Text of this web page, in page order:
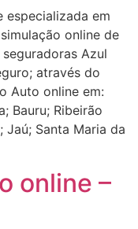
especializada em
online de
Azul
através do
Auto online em:
Bauru; Ribeirão
Jaú; Santa Maria da
online –